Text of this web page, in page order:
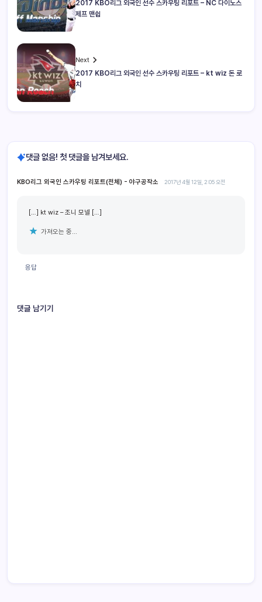
2017 KBO리그 외국인 선수 스카우팅 리포트 – NC 다이노스
제프 맨쉽
Next
2017 KBO리그 외국인 선수 스카우팅 리포트 – kt wiz 돈 로
치
댓글 없음! 첫 댓글을 남겨보세요.
KBO리그 외국인 스카우팅 리포트(전체) - 야구공작소 2017년 4월 12일, 2:05 오전
[…] kt wiz – 조니 모넬 […]
가져오는 중...
응답
댓글 남기기